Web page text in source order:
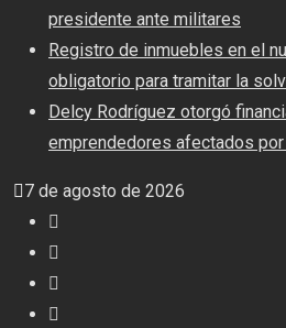
presidente ante militares
Registro de inmuebles en el
obligatorio para tramitar la
Delcy Rodríguez otorgó
emprendedores afectados
7 de agosto de 2026